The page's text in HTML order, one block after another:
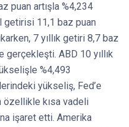
puan artışla %4,234
getirisi 11,1 baz puan
7 yıllık getiri 8,7 baz
gerçekleşti. ABD 10 yıllık
%4,493
yükseliş, Fed’e
özellikle kısa vadeli
işaret etti. Amerika